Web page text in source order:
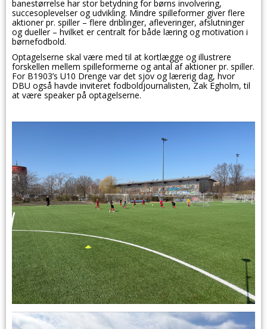
banestørrelse har stor betydning for børns involvering,
succesoplevelser og udvikling. Mindre spilleformer giver flere
aktioner pr. spiller – flere driblinger, afleveringer, afslutninger
og dueller – hvilket er centralt for både læring og motivation i
børnefodbold.
Optagelserne skal være med til at kortlægge og illustrere
forskellen mellem spilleformerne og antal af aktioner pr. spiller.
For B1903’s U10 Drenge var det sjov og lærerig dag, hvor
DBU også havde inviteret fodboldjournalisten, Zak Egholm, til
at være speaker på optagelserne.